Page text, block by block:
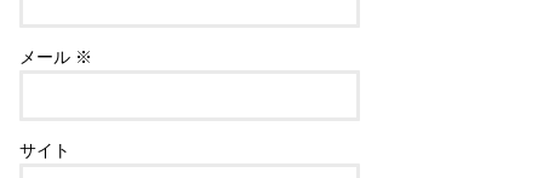
メール ※
サイト